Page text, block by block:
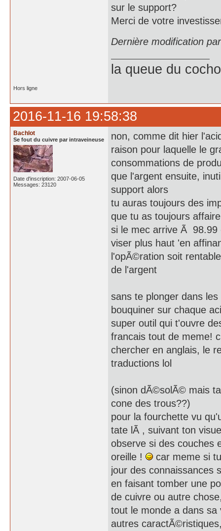
sur le support?
Merci de votre
Dernière modification
la queue du
Hors ligne
2016-11-16 19:58:38
Bachlot
Se fout du cuivre par intraveineuse
Date d'inscription: 2007-06-05
Messages: 23120
non, comme dit hier
raison pour laquelle le
consommations de
que l'argent ensuite,
support alors
tu auras toujours des
que tu as toujours
si le mec arrive Ã 98.99
viser plus haut 'en
l'opÃ©ration soit
de l'argent
sans te plonger dans
bouquiner sur chaque
super outil qui t'ouvre
francais tout de meme!
chercher en anglais, le
traductions lol
(sinon dÃ©solÃ© mais
cone des trous??)
pour la fourchette vu
tate lÃ , suivant ton
observe si des couches
oreille !
car meme si
jour des connaissances
en faisant tomber une
de cuivre ou autre
tout le monde a dans
autres